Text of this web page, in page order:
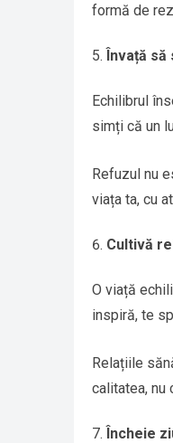
formă de
Învață să
Echilibrul
simți că un
Refuzul nu
viața ta, cu
Cultivă
O viață
inspiră, te
Relațiile
calitatea, nu
Încheie